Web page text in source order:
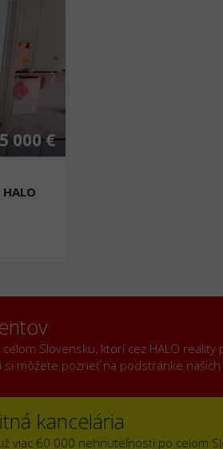
❯
000 €
Slovensku, ktorí cez HALO reality
môžete pozrieť na podstránke našich
kancelária
viac 60 000 nehnuteľností po celom